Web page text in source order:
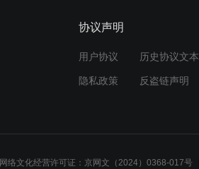
协议声明
用户协议 历史协议文本
隐私政策 反盗链声明
网络文化经营许可证：京网文（2024）0368-017号